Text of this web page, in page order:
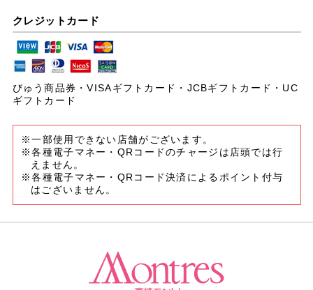
クレジットカード
びゅう商品券・VISAギフトカード・JCBギフトカード・UC
ギフトカード
※一部使用できない店舗がございます。
※各種電子マネー・QRコードのチャージは店頭では行
えません。
※各種電子マネー・QRコード決済によるポイント付与
はございません。